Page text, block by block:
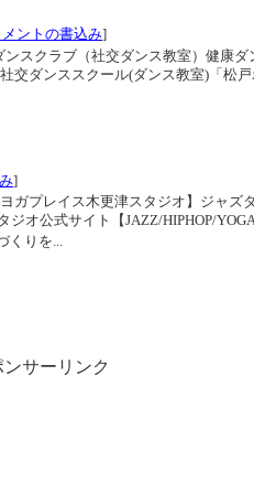
ントの書込み]
スクラブ（社交ダンス教室）健康
交ダンススクール(ダンス教室)「松戸
]
ガプレイス木更津スタジオ】ジャズ
オ公式サイト【JAZZ/HIPHOP/
くりを...
ンサーリンク